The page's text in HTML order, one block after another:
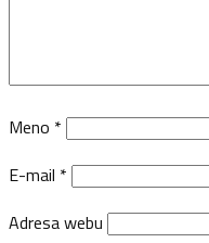
Meno *
E-mail *
Adresa webu